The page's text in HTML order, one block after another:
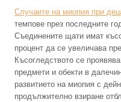
Случаите на миопия при
темпове през последните
Съединените щати имат
процент да се увеличава
Късогледството се
предмети и обекти в
развитието на миопия с
продължително взиране